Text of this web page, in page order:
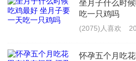
少、脐带打结等情况，胎宝宝会
坐月子什么时
吃一只鸡吗
(2075)人喜欢
怀孕五个月吃